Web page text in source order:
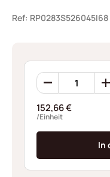
Ref: RP0283S526045I68
Ondufil
Wellenfedern
Menge
152,66€
/Einheit
In